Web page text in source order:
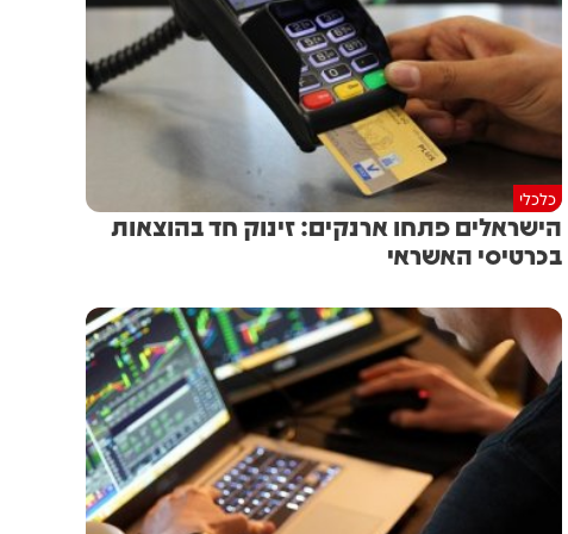
כלכלי
הישראלים פתחו ארנקים: זינוק חד בהוצאות
בכרטיסי האשראי